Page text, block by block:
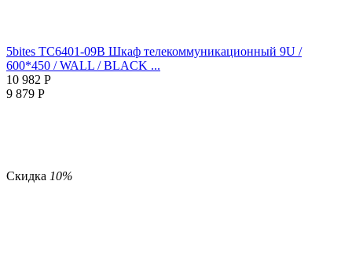
5bites TC6401-09B Шкаф телекоммуникационный 9U /
600*450 / WALL / BLACK ...
10 982 Р
9 879 Р
Скидка 10%